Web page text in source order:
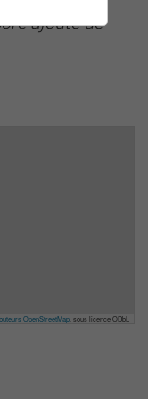
ajouté de
OpenStreetMap , sous licence ODbL